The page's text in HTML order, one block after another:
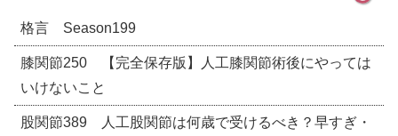
格言 Season199
膝関節250 【完全保存版】人工膝関節術後にやっては
いけないこと
股関節389 人工股関節は何歳で受けるべき？早すぎ・